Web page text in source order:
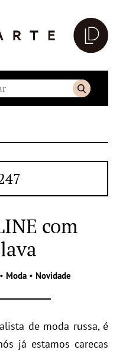
com
• Moda • Novidade
de moda russa, é
já estamos carecas